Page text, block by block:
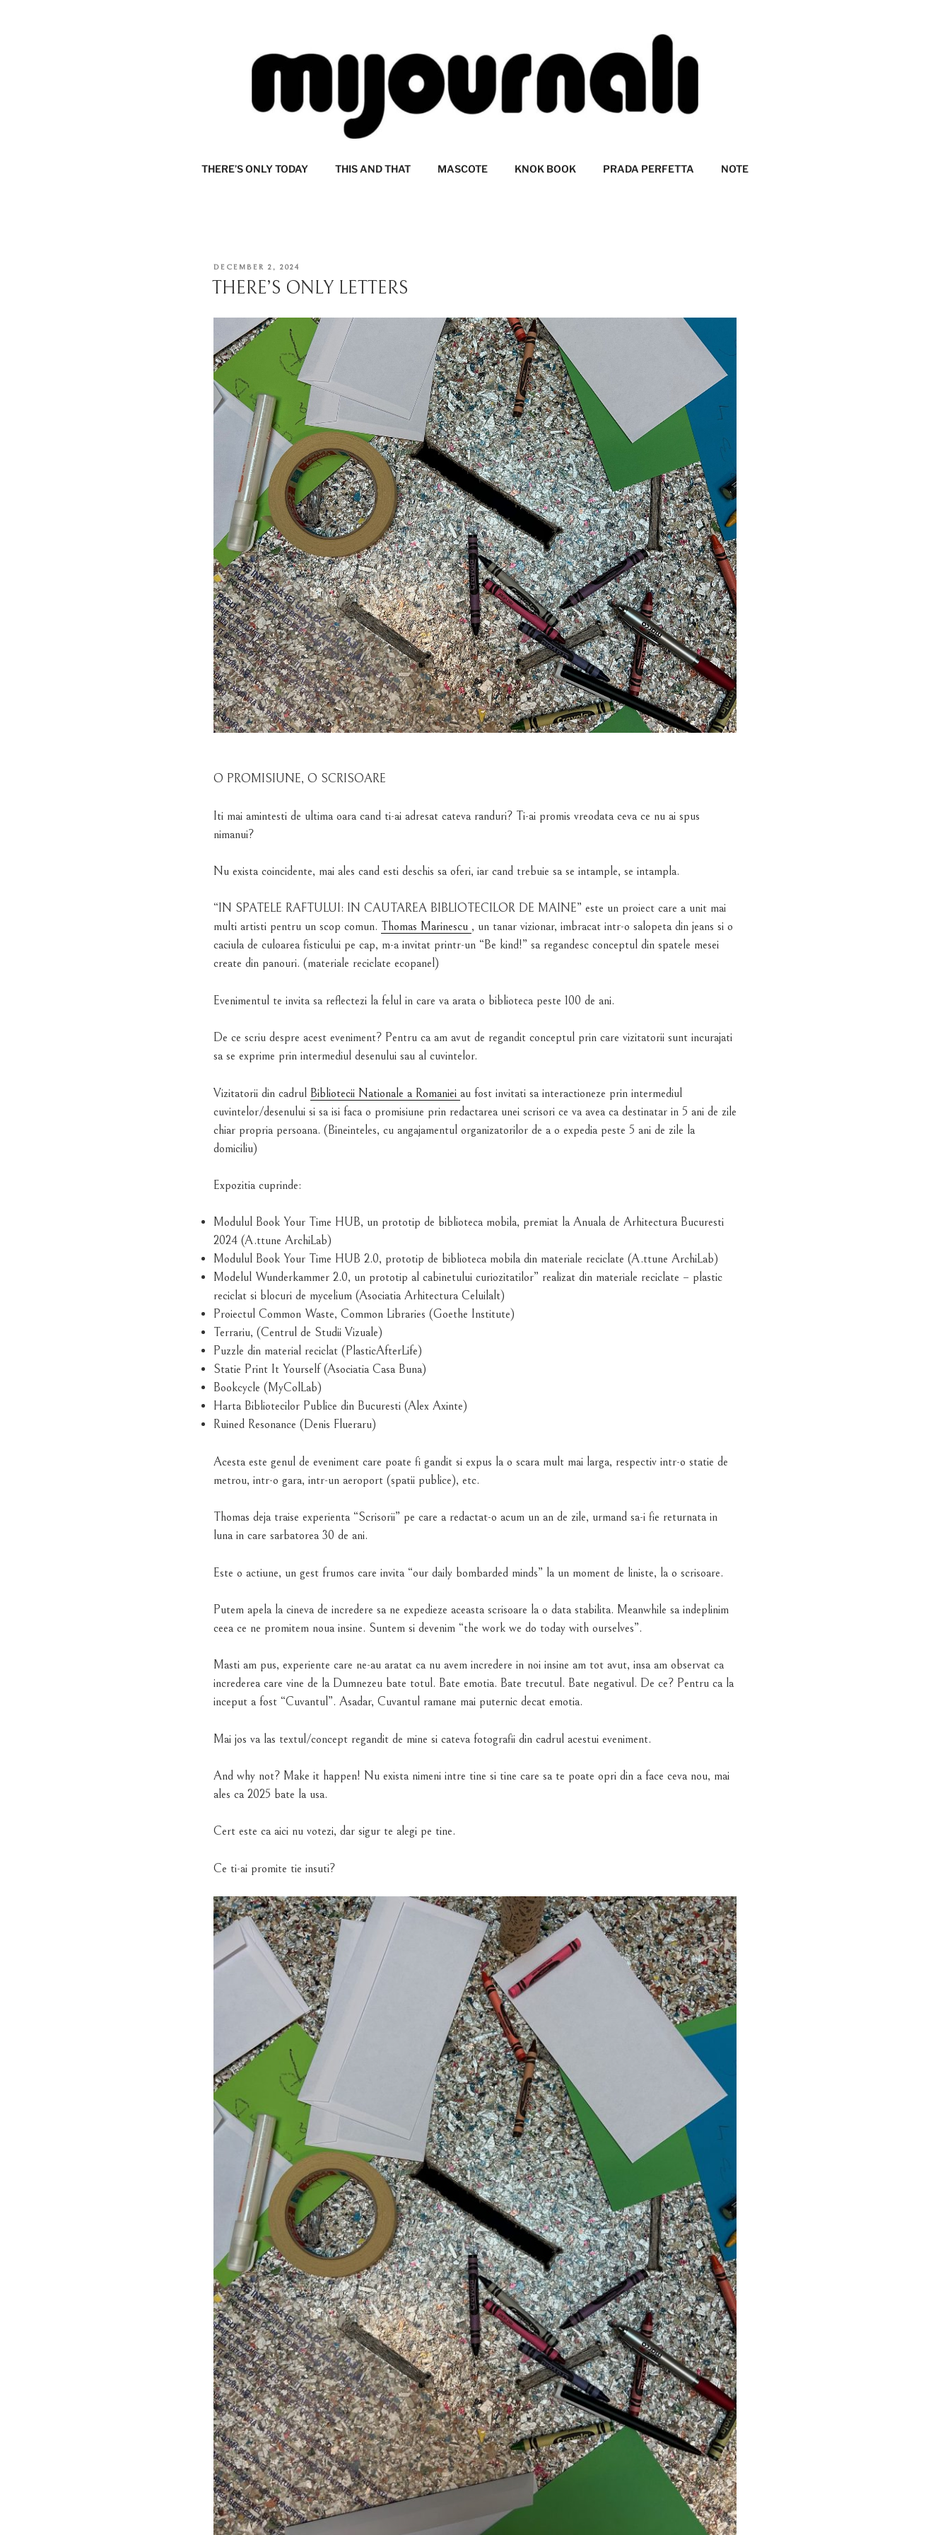
MIJOURNALI
THERE’S ONLY TODAY THIS AND THAT MASCOTE KNOK BOOK PRADA PERFETTA NOTE
POSTED
DECEMBER 2, 2024
THERE’S ONLY LETTERS
O PROMISIUNE, O SCRISOARE
Iti mai amintesti de ultima oara cand ti-ai adresat cateva randuri? Ti-ai promis vreodata ceva ce nu ai spus
nimanui?
Nu exista coincidente, mai ales cand esti deschis sa oferi, iar cand trebuie sa se intample, se intampla.
“IN SPATELE RAFTULUI: IN CAUTAREA BIBLIOTECILOR DE MAINE” este un proiect care a unit mai
multi artisti pentru un scop comun. Thomas Marinescu , un tanar vizionar, imbracat intr-o salopeta din jeans si o
caciula de culoarea fisticului pe cap, m-a invitat printr-un “Be kind!” sa regandesc conceptul din spatele mesei
create din panouri. (materiale reciclate ecopanel)
Evenimentul te invita sa reflectezi la felul in care va arata o biblioteca peste 100 de ani.
De ce scriu despre acest eveniment? Pentru ca am avut de regandit conceptul prin care vizitatorii sunt incurajati
sa se exprime prin intermediul desenului sau al cuvintelor.
Vizitatorii din cadrul Bibliotecii Nationale a Romaniei au fost invitati sa interactioneze prin intermediul
cuvintelor/desenului si sa isi faca o promisiune prin redactarea unei scrisori ce va avea ca destinatar in 5 ani de zile
chiar propria persoana. (Bineinteles, cu angajamentul organizatorilor de a o expedia peste 5 ani de zile la
domiciliu)
Expozitia cuprinde:
Modulul Book Your Time HUB, un prototip de biblioteca mobila, premiat la Anuala de Arhitectura Bucuresti
2024 (A.ttune ArchiLab)
Modulul Book Your Time HUB 2.0, prototip de biblioteca mobila din materiale reciclate (A.ttune ArchiLab)
Modelul Wunderkammer 2.0, un prototip al cabinetului curiozitatilor” realizat din materiale reciclate – plastic
reciclat si blocuri de mycelium (Asociatia Arhitectura Celuilalt)
Proiectul Common Waste, Common Libraries (Goethe Institute)
Terrariu, (Centrul de Studii Vizuale)
Puzzle din material reciclat (PlasticAfterLife)
Statie Print It Yourself (Asociatia Casa Buna)
Bookcycle (MyColLab)
Harta Bibliotecilor Publice din Bucuresti (Alex Axinte)
Ruined Resonance (Denis Flueraru)
Acesta este genul de eveniment care poate fi gandit si expus la o scara mult mai larga, respectiv intr-o statie de
metrou, intr-o gara, intr-un aeroport (spatii publice), etc.
Thomas deja traise experienta “Scrisorii” pe care a redactat-o acum un an de zile, urmand sa-i fie returnata in
luna in care sarbatorea 30 de ani.
Este o actiune, un gest frumos care invita “our daily bombarded minds” la un moment de liniste, la o scrisoare.
Putem apela la cineva de incredere sa ne expedieze aceasta scrisoare la o data stabilita. Meanwhile sa indeplinim
ceea ce ne promitem noua insine. Suntem si devenim “the work we do today with ourselves”.
Masti am pus, experiente care ne-au aratat ca nu avem incredere in noi insine am tot avut, insa am observat ca
increderea care vine de la Dumnezeu bate totul. Bate emotia. Bate trecutul. Bate negativul. De ce? Pentru ca la
inceput a fost “Cuvantul”. Asadar, Cuvantul ramane mai puternic decat emotia.
Mai jos va las textul/concept regandit de mine si cateva fotografii din cadrul acestui eveniment.
And why not? Make it happen! Nu exista nimeni intre tine si tine care sa te poate opri din a face ceva nou, mai
ales ca 2025 bate la usa.
Cert este ca aici nu votezi, dar sigur te alegi pe tine.
Ce ti-ai promite tie insuti?